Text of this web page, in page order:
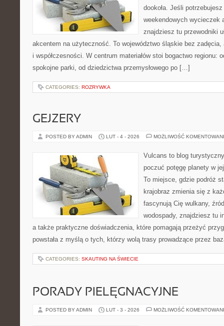
dookoła. Jeśli
weekendowych wycieczek
znajdziesz tu przewodniki
akcentem na użyteczność. To województwo śląskie bez
i współczesności. W centrum materiałów stoi bogactwo regionu:
spokojne parki, od dziedzictwa przemysłowego po […]
CATEGORIES: ROZRYWKA
GEJZERY
POSTED BY ADMIN LUT - 4 - 2026 MOŻLIWOŚĆ
Vulcans to blog
poczuć potęgę planety w
To miejsce, gdzie podróż
krajobraz zmienia się z
fascynują Cię wulkany,
wodospady, znajdziesz tu
a także praktyczne doświadczenia, które pomagają przeżyć
powstała z myślą o tych, którzy wolą trasy prowadzące przez
CATEGORIES: SKAUTING NA ŚWIECIE
PORADY PIELĘGNACYJNE
POSTED BY ADMIN LUT - 3 - 2026 MOŻLIWOŚĆ